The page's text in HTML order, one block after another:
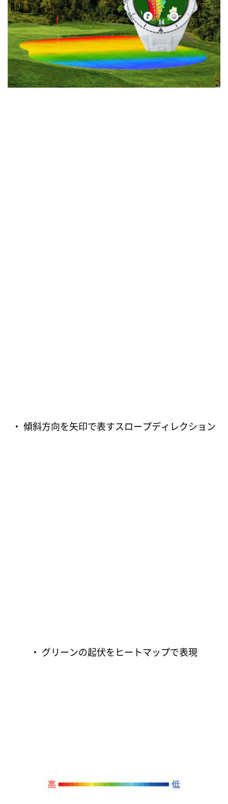
・ 傾斜方向を矢印で表すスロープディレクション
・ グリーンの起伏をヒートマップで表現